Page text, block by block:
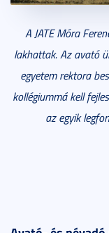
A JATE Móra
lakhattak. Az avató
egyetem rektora
kollégiummá kell
az egyik